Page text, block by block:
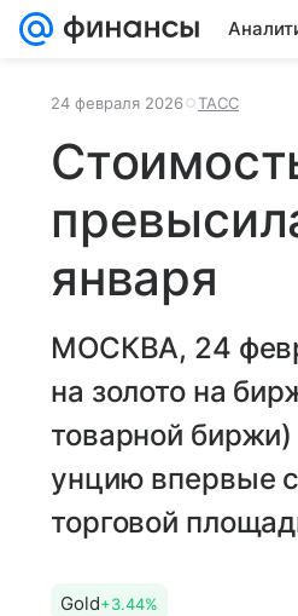
24 февраля 2026 ТАСС
января
МОСКВА, 24
на золото на
товарной
унцию впервые
торговой
Gold+3.44%